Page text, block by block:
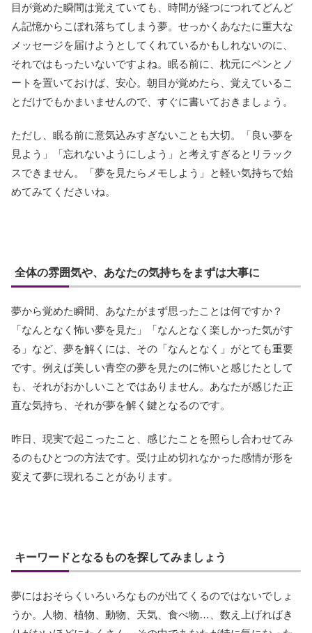
目が覚めた瞬間は覚えていても、時間が経つにつれてどんど
ん記憶からこぼれ落ちてしまう夢。せっかくあなたに重大な
メッセージを届けようとしてくれているかもしれないのに、
それではもったいないですよね。眠る前に、枕元にペンとノ
ートを置いておけば、安心。朝目が覚めたら、覚えているこ
とだけでもかまいませんので、すぐに書いておきましょう。
ただし、眠る前に意気込みすぎないことも大切。「良い夢を
見よう」「忘れないようにしよう」と考えすぎるとリラック
スできません。「夢を見たらメモしよう」と軽い気持ちで始
めてみてくださいね。
全体の雰囲気や、あなたの気持ちをまずは大事に
夢から覚めた瞬間、あなたがまず思ったことは何ですか？
「なんとなく怖い夢を見た」「なんとなく楽しかった気がす
る」など、夢を解くには、その「なんとなく」がとても重要
です。例えば美しい青空の夢を見たのに怖いと感じたとして
も、それがおかしいことではありません。あなたが感じた正
直な気持ち、それが夢を解く鍵となるのです。
昨日、現実で起こったこと、感じたことを照らし合わせてみ
るのもひとつの方法です。受け止め切れなかった感情が形を
変えて夢に現れることがあります。
キーワードとなるものを探してみましょう
夢にはおそらくいろいろなものが出てくるのではないでしょ
うか。人物、植物、動物、天気、食べ物…、数え上げればき